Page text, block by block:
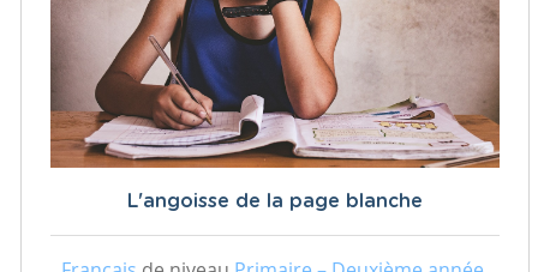
L'angoisse de la page blanche